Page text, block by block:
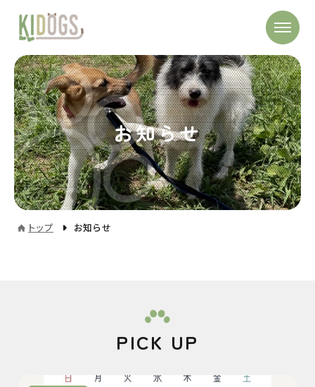
お知らせ
トップ お知らせ
PICK UP